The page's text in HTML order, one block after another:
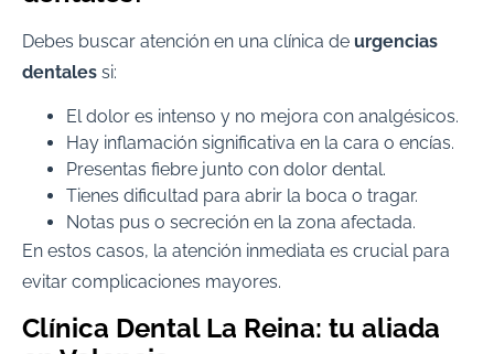
Debes buscar atención en una clínica de urgencias
dentales si:
El dolor es intenso y no mejora con analgésicos.
Hay inflamación significativa en la cara o encías.
Presentas fiebre junto con dolor dental.
Tienes dificultad para abrir la boca o tragar.
Notas pus o secreción en la zona afectada.
En estos casos, la atención inmediata es crucial para
evitar complicaciones mayores.
Clínica Dental La Reina: tu aliada